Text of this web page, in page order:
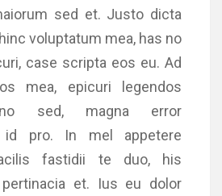
sed et. Justo dicta
voluptatum mea, has no
case scripta eos eu. Ad
mea, epicuri legendos
no sed, magna error
id pro. In mel appetere
fastidii te duo, his
et. Ius eu dolor